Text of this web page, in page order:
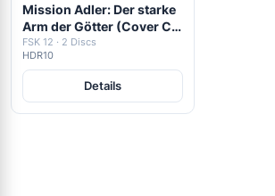
Mission Adler: Der starke
Arm der Götter (Cover C)
– 4K Mediabook (UHD +
Blu-ray Disc)
FSK 12 · 2 Discs
HDR10
Details